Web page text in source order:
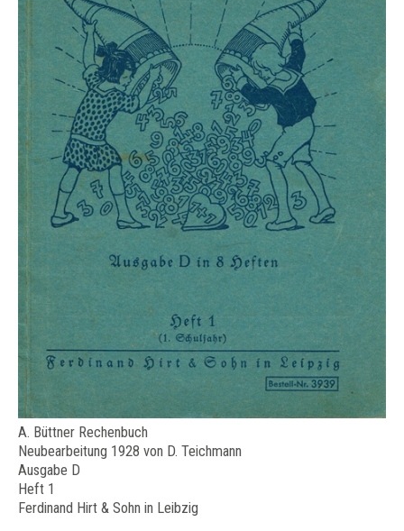
A. Büttner Rechenbuch
Neubearbeitung 1928 von D. Teichmann
Ausgabe D
Heft 1
Ferdinand Hirt & Sohn in Leibzig